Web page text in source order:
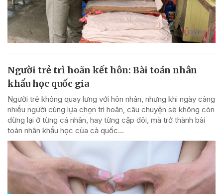
Người trẻ trì hoãn kết hôn: Bài toán nhân
khẩu học quốc gia
Người trẻ không quay lưng với hôn nhân, nhưng khi ngày càng
nhiều người cùng lựa chọn trì hoãn, câu chuyện sẽ không còn
dừng lại ở từng cá nhân, hay từng cặp đôi, mà trở thành bài
toán nhân khẩu học của cả quốc...